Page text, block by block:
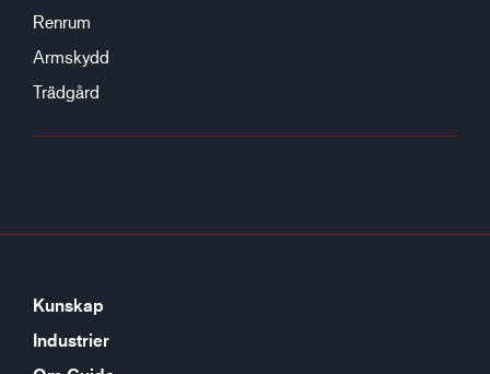
Renrum
Armskydd
Trädgård
Kunskap
Industrier